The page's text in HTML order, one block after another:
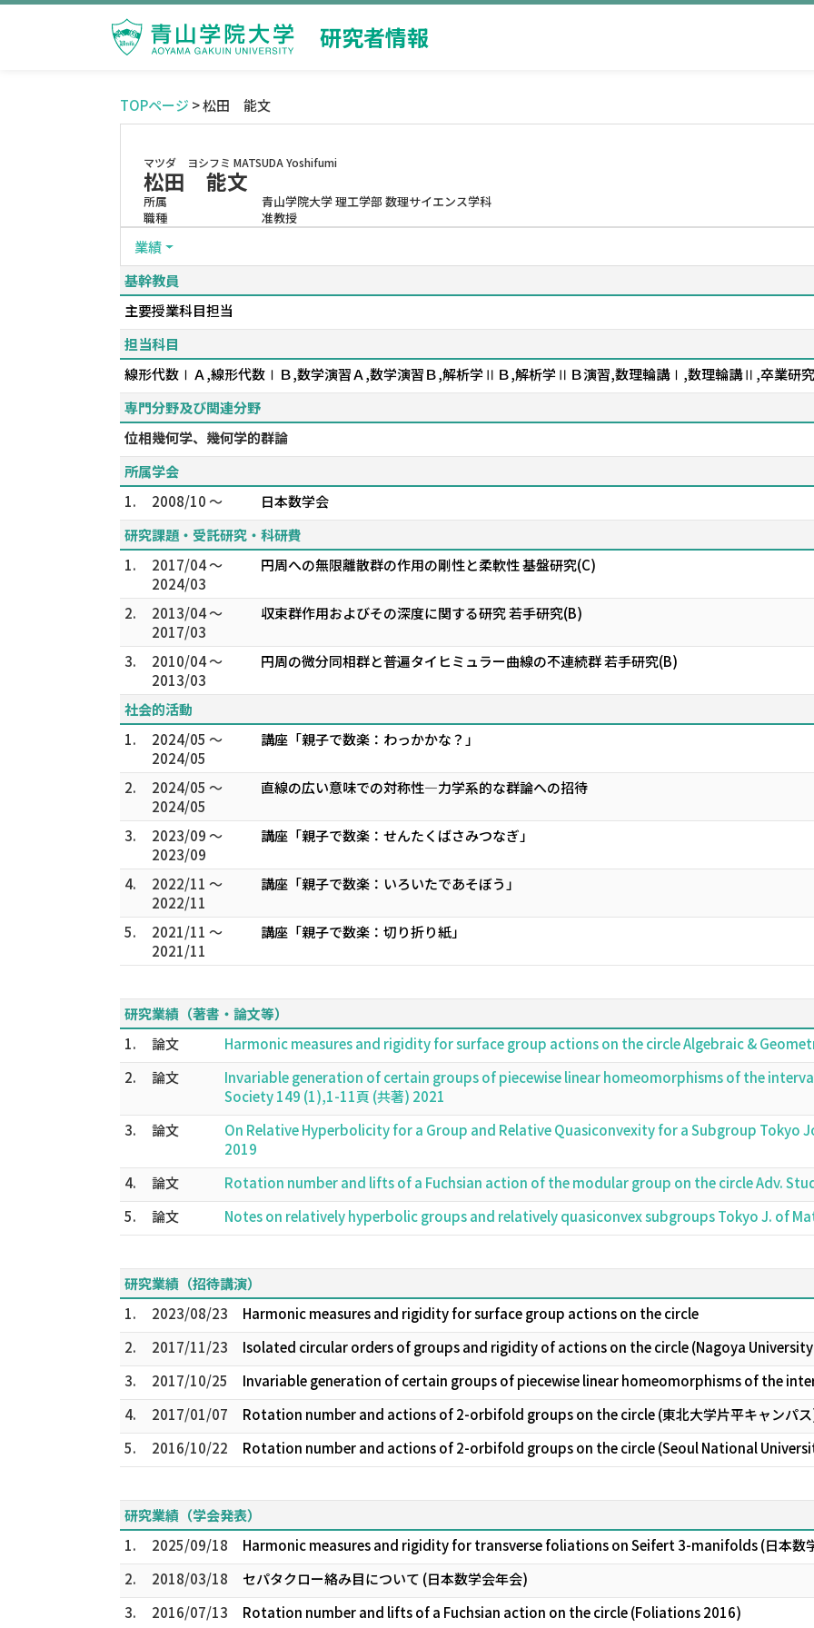
研究者情報
TOPページ > 松田 能文
マツダ ヨシフミ MATSUDA Yoshifumi
松田 能文
所属
青山学院大学 理工学部 数理サイエンス学科
職種
准教授
業績
基幹教員
主要授業科目担当
担当科目
線形代数ⅠＡ,線形代数ⅠＢ,数学演習Ａ,数学演習Ｂ,解析学ⅡＢ,解析学ⅡＢ演習,数理輪講Ⅰ,数理輪講Ⅱ,卒業研
専門分野及び関連分野
位相幾何学、幾何学的群論
所属学会
1.
2008/10 ～
日本数学会
研究課題・受託研究・科研費
1.
2017/04 ～
2024/03
円周への無限離散群の作用の剛性と柔軟性 基盤研究(C)
2.
2013/04 ～
2017/03
収束群作用およびその深度に関する研究 若手研究(B)
3.
2010/04 ～
2013/03
円周の微分同相群と普遍タイヒミュラー曲線の不連続群 若手研究(B)
社会的活動
1.
2024/05 ～
2024/05
講座「親子で数楽：わっかかな？」
2.
2024/05 ～
2024/05
直線の広い意味での対称性―力学系的な群論への招待
3.
2023/09 ～
2023/09
講座「親子で数楽：せんたくばさみつなぎ」
4.
2022/11 ～
2022/11
講座「親子で数楽：いろいたであそぼう」
5.
2021/11 ～
2021/11
講座「親子で数楽：切り折り紙」
研究業績（著書・論文等）
1.
論文
Harmonic measures and rigidity for surface group actions on the circle Algebraic &
2.
論文
Invariable generation of certain groups of piecewise linear homeomorphisms of the
Society 149 (1),1-11頁 (共著) 2021
3.
論文
On Relative Hyperbolicity for a Group and Relative Quasiconvexity for a Subgroup Tokyo
2019
4.
論文
Rotation number and lifts of a Fuchsian action of the modular group on the circle Adv.
5.
論文 Notes on relatively hyperbolic groups and relatively quasiconvex subgroups Tokyo J. of
研究業績（招待講演）
1.
2023/08/23
Harmonic measures and rigidity for surface group actions on the circle
2.
2017/11/23
Isolated circular orders of groups and rigidity of actions on the circle (Nagoya
3.
2017/10/25
Invariable generation of certain groups of piecewise linear homeomorphisms of the
4.
2017/01/07
Rotation number and actions of 2-orbifold groups on the circle (東北大学片平キャンパ
5.
2016/10/22 Rotation number and actions of 2-orbifold groups on the circle (Seoul National
研究業績（学会発表）
1.
2025/09/18
Harmonic measures and rigidity for transverse foliations on Seifert 3-manifolds (日本数
2.
2018/03/18
セパタクロー絡み目について (日本数学会年会)
3.
2016/07/13 Rotation number and lifts of a Fuchsian action on the circle (Foliations 2016)